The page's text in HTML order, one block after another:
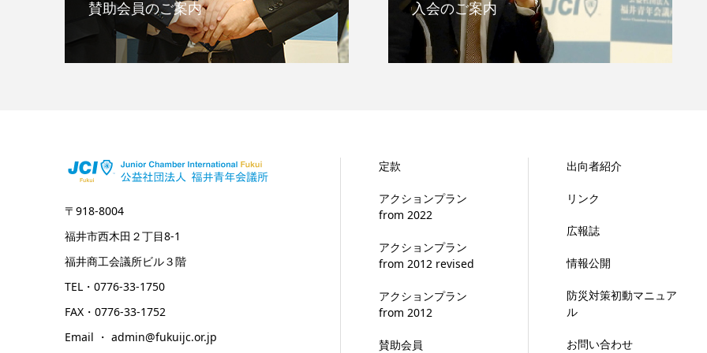
賛助会員のご案内 入会のご案内
〒918-8004
福井市西木田２丁目8-1
福井商工会議所ビル３階
TEL・0776-33-1750
FAX・0776-33-1752
Email ・ admin@fukuijc.or.jp
定款
アクションプラン
from 2022
アクションプラン
from 2012 revised
アクションプラン
from 2012
賛助会員
出向者紹介
リンク
広報誌
情報公開
防災対策初動マニュア
ル
お問い合わせ